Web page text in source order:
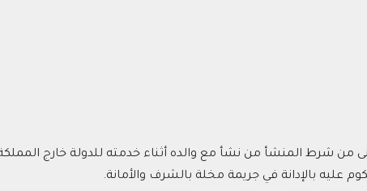
من شرط المنشأ من نشأ مع والده أثناء خدمته للدولة خارج
بالإدانة في جريمة مخلة بالشرف والأمانة.